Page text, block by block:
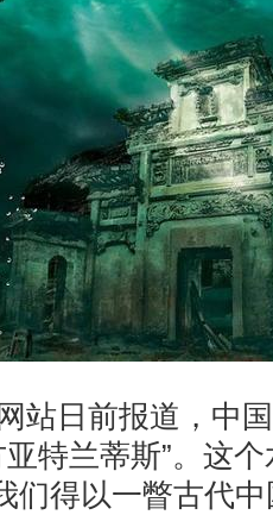
站日前报道，中
特兰蒂斯”。这
们得以一瞥古代